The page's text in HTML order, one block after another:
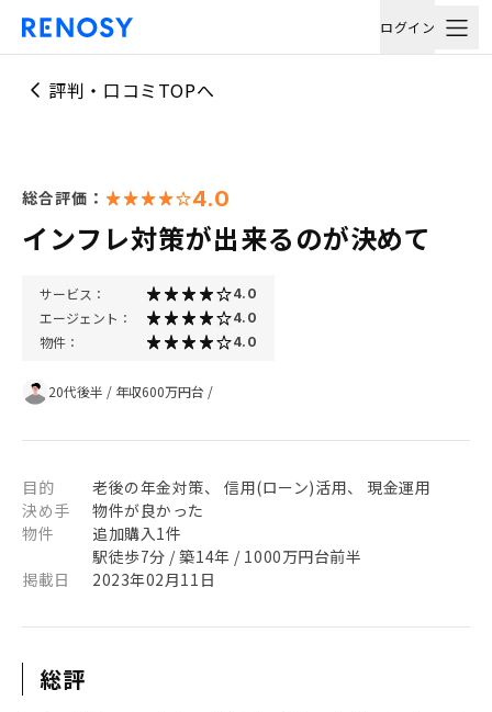
ログイン
評判・口コミTOPへ
総合評価： 4.0
インフレ対策が出来るのが決めて
サービス： 4.0
エージェント： 4.0
物件： 4.0
20代後半 / 年収600万円台 /
目的
老後の年金対策、 信用(ローン)活用、 現金運用
決め手
物件が良かった
物件
追加購入1件
駅徒歩7分 / 築14年 / 1000万円台前半
掲載日
2023年02月11日
総評